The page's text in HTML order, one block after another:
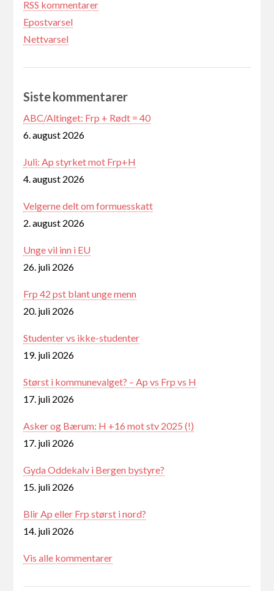
RSS kommentarer
Epostvarsel
Nettvarsel
Siste kommentarer
ABC/Altinget: Frp + Rødt = 40
6. august 2026
Juli: Ap styrket mot Frp+H
4. august 2026
Velgerne delt om formuesskatt
2. august 2026
Unge vil inn i EU
26. juli 2026
Frp 42 pst blant unge menn
20. juli 2026
Studenter vs ikke-studenter
19. juli 2026
Størst i kommunevalget? – Ap vs Frp vs H
17. juli 2026
Asker og Bærum: H +16 mot stv 2025 (!)
17. juli 2026
Gyda Oddekalv i Bergen bystyre?
15. juli 2026
Blir Ap eller Frp størst i nord?
14. juli 2026
Vis alle kommentarer